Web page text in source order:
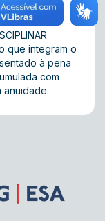
A
que integram o
à pena
com
anuidade.